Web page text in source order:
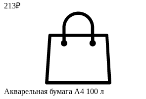
213₽
Акварельная бумага А4 100 л